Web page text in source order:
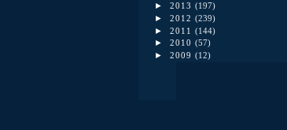
► 2013 (197)
► 2012 (239)
► 2011 (144)
► 2010 (57)
► 2009 (12)